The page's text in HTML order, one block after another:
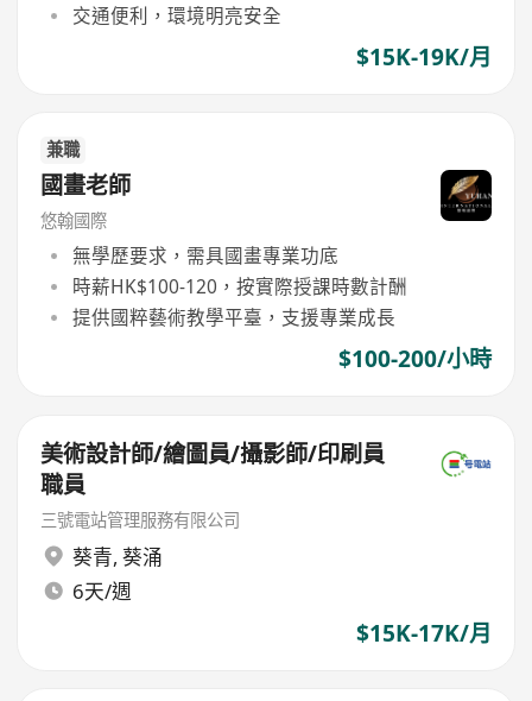
交通便利，環境明亮安全
$15K-19K/月
兼職
國畫老師
悠翰國際
無學歷要求，需具國畫專業功底
時薪HK$100-120，按實際授課時數計酬
提供國粹藝術教學平臺，支援專業成長
$100-200/小時
美術設計師/繪圖員/攝影師/印刷員
職員
三號電站管理服務有限公司
葵青, 葵涌
6天/週
$15K-17K/月